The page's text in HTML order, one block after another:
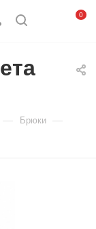
0
— Брюки —